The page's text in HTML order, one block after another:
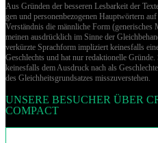
Aus Gründen der besseren Lesbarkeit der
gen und per­so­nen­be­zo­ge­nen Hauptwörtern
Verständnis die männliche Form
meinen ausdrücklich im Sinne der
verkürzte Sprachform impliziert keinesfalls
Geschlechts und hat nur redaktionelle
keinesfalls dem Ausdruck nach als
des Gleich­heits­grund­sat­zes misszuverstehen.
UNSERE BESUCHER ÜBER
COMPACT